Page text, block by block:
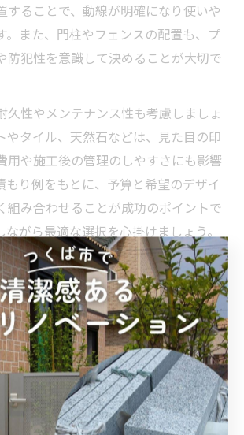
することで、動線が明確になり使いや
。また、門柱やフェンスの配置も、プ
防犯性を意識して決めることが大切で
久性やメンテナンス性も考慮しましょ
やタイル、天然石などは、見た目の印
用や施工後の管理のしやすさにも影響
もり例をもとに、予算と希望のデザイ
組み合わせることが成功のポイントで
ながら最適な選択を心掛けましょう。
の費用とデザイン比
較ポイント
場と見積もりの見方を解説
規模によって費用が大きく変動しま